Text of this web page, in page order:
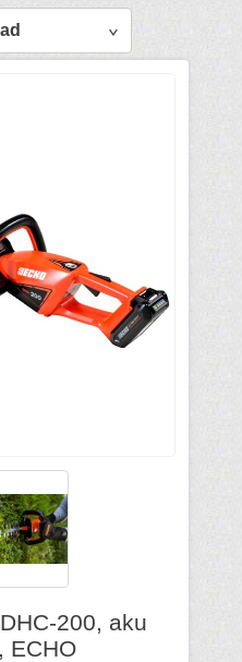
200, aku
ECHO